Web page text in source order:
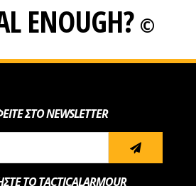
ENOUGH? ©
ΣΤΟ NEWSLETTER
ΤΟ TACTICALARMOUR